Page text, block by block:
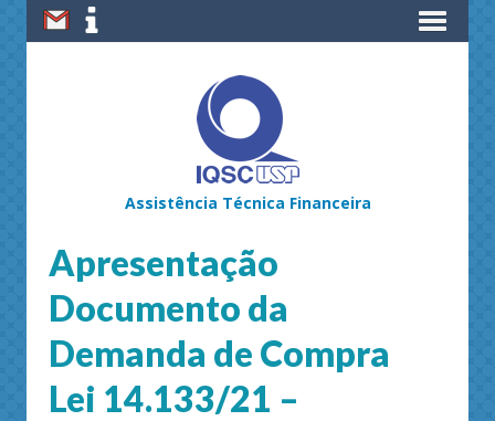
Assistência Técnica Financeira
Apresentação
Documento da
Demanda de Compra
Lei 14.133/21 –